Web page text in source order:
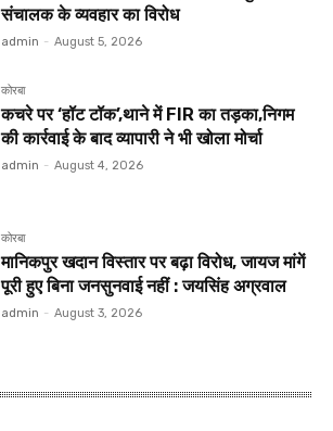
संचालक के व्यवहार का विरोध
admin - August 5, 2026
कोरबा
कचरे पर ‘हॉट टॉक’,थाने में FIR का तड़का,निगम
की कार्रवाई के बाद व्यापारी ने भी खोला मोर्चा
admin - August 4, 2026
कोरबा
मानिकपुर खदान विस्तार पर बढ़ा विरोध, जायज मांगें
पूरी हुए बिना जनसुनवाई नहीं : जयसिंह अग्रवाल
admin - August 3, 2026